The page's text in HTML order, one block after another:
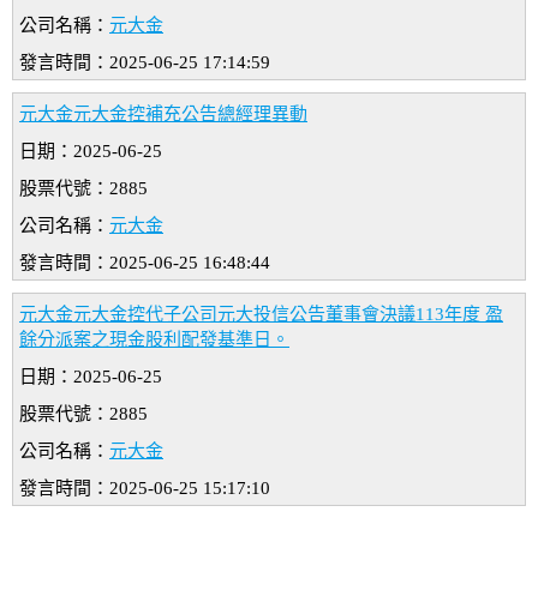
公司名稱： 元大金
發言時間：2025-06-25 17:14:59
元大金元大金控補充公告總經理異動
日期：2025-06-25
股票代號：2885
公司名稱： 元大金
發言時間：2025-06-25 16:48:44
元大金元大金控代子公司元大投信公告董事會決議113年度 盈
餘分派案之現金股利配發基準日。
日期：2025-06-25
股票代號：2885
公司名稱： 元大金
發言時間：2025-06-25 15:17:10